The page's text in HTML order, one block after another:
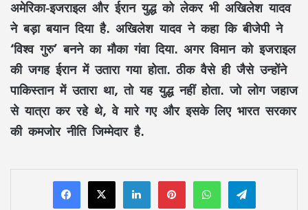
अमेरिका-इजराइल और ईरान युद्ध को लेकर भी अखिलेश यादव
ने बड़ा बयान दिया है. अखिलेश यादव ने कहा कि बीजेपी ने
‘विश्व गुरु’ बनने का मौका गंवा दिया. अगर विमान को इजराइल
की जगह ईरान में उतारा गया होता. ठीक वैसे ही जैसे उन्होंने
पाकिस्तान में उतारा था, तो यह युद्ध नहीं होता. जो लोग जहाज
से यात्रा कर रहे थे, वे मारे गए और इसके लिए भारत सरकार
की कमजोर नीति जिम्मेदार है.
LinkedInPinterestWhatsAppTelegram